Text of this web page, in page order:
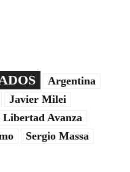
Argentina
Javier Milei
Libertad Avanza
Sergio Massa